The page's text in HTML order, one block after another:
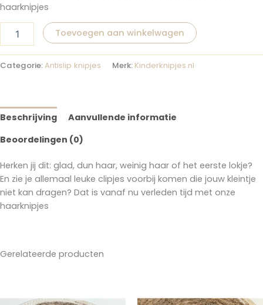
haarknipjes
Toevoegen aan winkelwagen
Categorie:Antislip knipjes Merk: Kinderknipjes.nl
Beschrijving
Aanvullende informatie
Beoordelingen (0)
Herken jij dit: glad, dun haar, weinig haar of het eerste lokje?
En zie je allemaal leuke clipjes voorbij komen die jouw kleintje
niet kan dragen? Dat is vanaf nu verleden tijd met onze
haarknipjes
Gerelateerde producten